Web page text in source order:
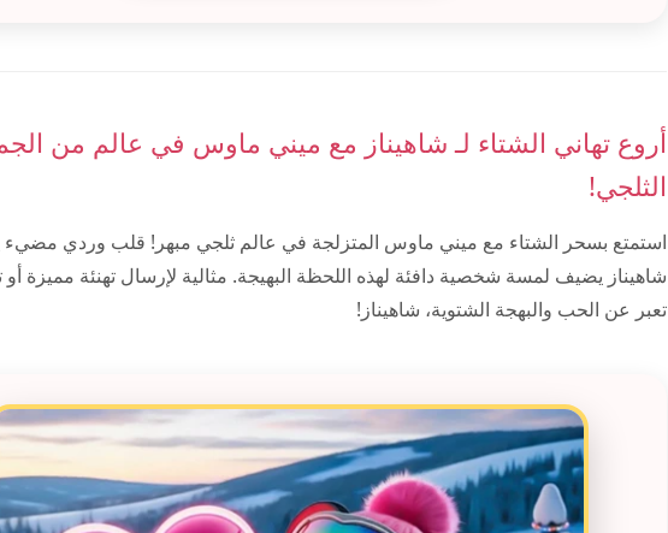
أروع تهاني الشتاء لـ شاهيناز مع ميني ماوس في عالم من
الثلجي!
استمتع بسحر الشتاء مع ميني ماوس المتزلجة في عالم ثلجي مبهر! قلب وردي
شاهيناز يضيف لمسة شخصية دافئة لهذه اللحظة البهيجة. مثالية لإرسال تهنئة مميزة أو
تعبر عن الحب والبهجة الشتوية، شاهيناز!